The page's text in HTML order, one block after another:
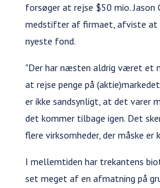
forsøger at rejse $50 mio. Jason
medstifter af firmaet, afviste at
nyeste fond.
"Der har næsten aldrig været et
at rejse penge på
er ikke sandsynligt, at det varer
det kommer tilbage igen. Det
flere virksomheder, der måske
I mellemtiden har trekantens
set meget af en afmatning på